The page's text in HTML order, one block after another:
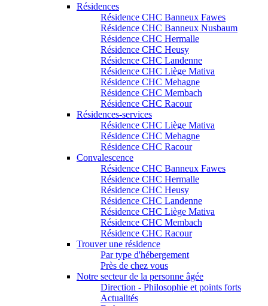
Résidences
Résidence CHC Banneux Fawes
Résidence CHC Banneux Nusbaum
Résidence CHC Hermalle
Résidence CHC Heusy
Résidence CHC Landenne
Résidence CHC Liège Mativa
Résidence CHC Mehagne
Résidence CHC Membach
Résidence CHC Racour
Résidences-services
Résidence CHC Liège Mativa
Résidence CHC Mehagne
Résidence CHC Racour
Convalescence
Résidence CHC Banneux Fawes
Résidence CHC Hermalle
Résidence CHC Heusy
Résidence CHC Landenne
Résidence CHC Liège Mativa
Résidence CHC Membach
Résidence CHC Racour
Trouver une résidence
Par type d'hébergement
Près de chez vous
Notre secteur de la personne âgée
Direction - Philosophie et points forts
Actualités